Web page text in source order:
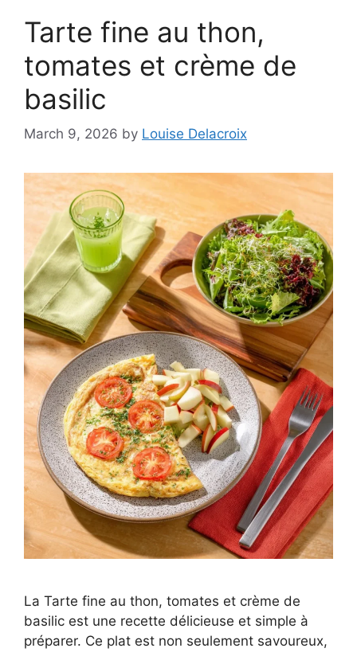
Tarte fine au thon,
tomates et crème de
basilic
March 9, 2026 by Louise Delacroix
La Tarte fine au thon, tomates et crème de
basilic est une recette délicieuse et simple à
préparer. Ce plat est non seulement savoureux,